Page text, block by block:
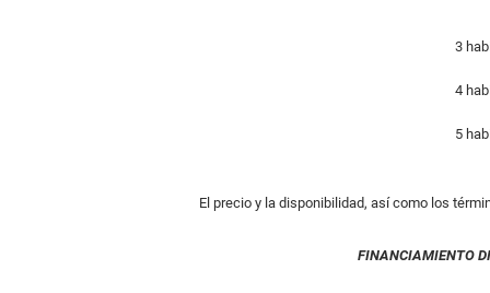
3
4
5
El precio y la disponibilidad, así como los
FINANCIAMIENTO